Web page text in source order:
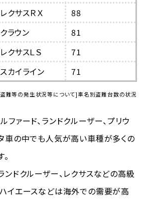
レクサスＲＸ
88
クラウン
81
レクサスＬＳ
71
スカイライン 71
難等の発生状況等について]車名別盗難台数の状況
ファード、ランドクルーザー、プリウ
車の中でも人気が高い車種が多くの
ンドクルーザー、レクサスなどの高級
イエースなどは海外での需要が高